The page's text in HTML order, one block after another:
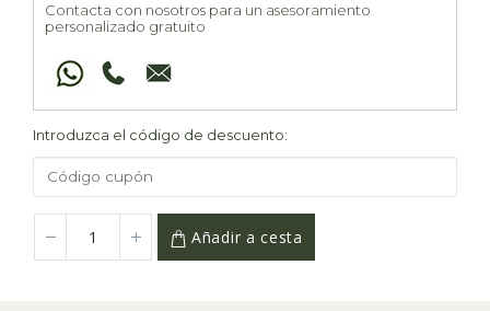
Contacta con nosotros para un asesoramiento
personalizado gratuito
Introduzca el código de descuento:
Añadir a cesta